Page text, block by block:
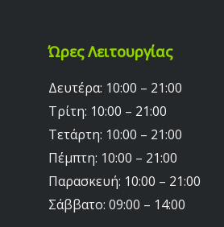
Ώρες Λειτουργίας
Δευτέρα: 10:00 – 21:00
Τρίτη: 10:00 – 21:00
Τετάρτη: 10:00 – 21:00
Πέμπτη: 10:00 – 21:00
Παρασκευή: 10:00 – 21:00
Σάββατο: 09:00 – 14:00